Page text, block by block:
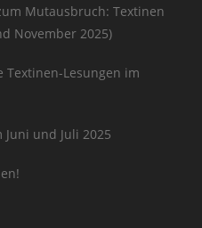
Mutausbruch: Textinen
November 2025)
Textinen-Lesungen im
und Juli 2025